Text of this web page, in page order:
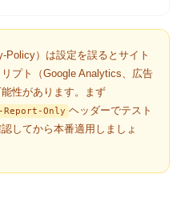
Policy）は設定を誤るとサイト
プト（Google Analytics、広告
性があります。まず
Only ヘッダーでテスト
してから本番適用しましょ